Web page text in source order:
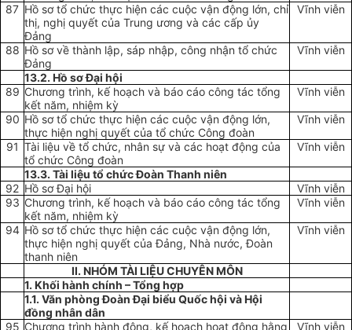
87 Hồ sơ tổ chức thực hiện các cuộc vận động lớn, chỉ
thị, nghị quyết của Trung ương và các cấp ủy
Đảng
Vĩnh viễn
88 Hồ sơ về thành lập, sáp nhập, công nhận tổ chức
Đảng
Vĩnh viễn
13.2. Hồ sơ Đại hội
89 Chương trình, kế hoạch và báo cáo công tác tổng
kết năm, nhiệm kỳ
Vĩnh viễn
90 Hồ sơ tổ chức thực hiện các cuộc vận động lớn,
thực hiện nghị quyết của tổ chức Công đoàn
Vĩnh viễn
91 Tài liệu về tổ chức, nhân sự và các hoạt động của
tổ chức Công đoàn
Vĩnh viễn
13.3. Tài liệu tổ chức Đoàn Thanh niên
92 Hồ sơ Đại hội
Vĩnh viễn
93 Chương trình, kế hoạch và báo cáo công tác tổng
kết năm, nhiệm kỳ
Vĩnh viễn
94 Hồ sơ tổ chức thực hiện các cuộc vận động lớn,
thực hiện nghị quyết của Đảng, Nhà nước, Đoàn
thanh niên
Vĩnh viễn
II. NHÓM TÀI LIỆU CHUYÊN MÔN
1. Khối hành chính – Tổng hợp
1.1. Văn phòng Đoàn Đại biểu Quốc hội và Hội
đồng nhân dân
95 Chương trình hành động, kế hoạch hoạt động hằng
Vĩnh viễn